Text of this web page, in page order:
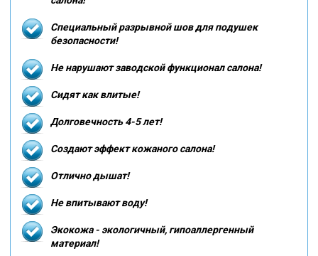
Специальный разрывной шов для подушек
безопасности!
Не нарушают заводской функционал салона!
Сидят как влитые!
Долговечность 4-5 лет!
Создают эффект кожаного салона!
Отлично дышат!
Не впитывают воду!
Экокожа - экологичный, гипоаллергенный
материал!